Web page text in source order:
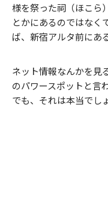
様を祭った祠（ほこら
とかにあるのではなく
ば、新宿アルタ前にあ
ネット情報なんかを見
のパワースポットと言
でも、それは本当でし